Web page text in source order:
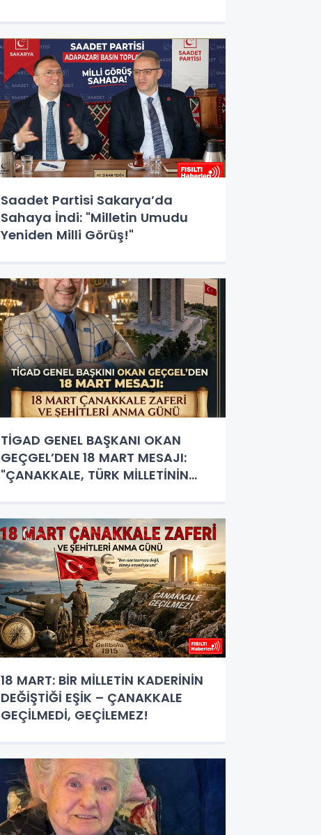
Saadet Partisi Sakarya’da
Sahaya İndi: "Milletin Umudu
Yeniden Milli Görüş!"
TİGAD GENEL BAŞKANI OKAN
GEÇGEL’DEN 18 MART MESAJI:
"ÇANAKKALE, TÜRK MİLLETİNİN
18 MART: BİR MİLLETİN KADERİNİN
DEĞİŞTİĞİ EŞİK – ÇANAKKALE
GEÇİLMEDİ, GEÇİLEMEZ!